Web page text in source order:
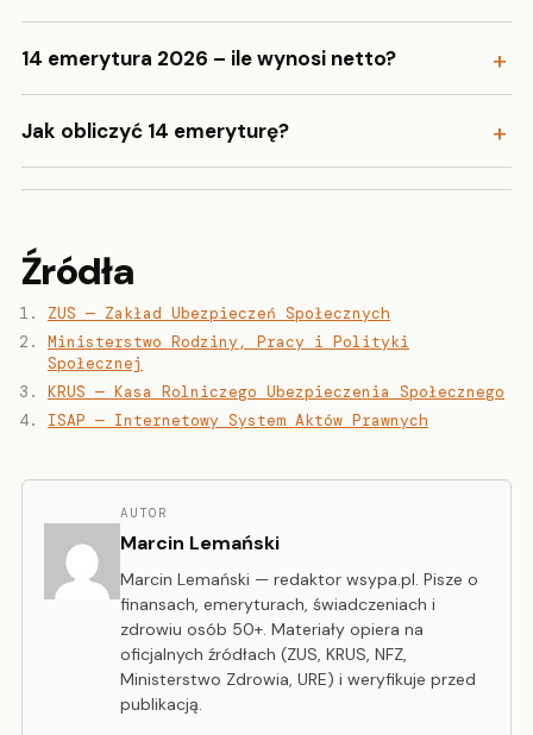
14 emerytura 2026 – ile wynosi netto?
Jak obliczyć 14 emeryturę?
Źródła
ZUS — Zakład Ubezpieczeń Społecznych
Ministerstwo Rodziny, Pracy i Polityki
Społecznej
KRUS — Kasa Rolniczego Ubezpieczenia Społecznego
ISAP — Internetowy System Aktów Prawnych
AUTOR
Marcin Lemański
Marcin Lemański — redaktor wsypa.pl. Pisze o
finansach, emeryturach, świadczeniach i
zdrowiu osób 50+. Materiały opiera na
oficjalnych źródłach (ZUS, KRUS, NFZ,
Ministerstwo Zdrowia, URE) i weryfikuje przed
publikacją.